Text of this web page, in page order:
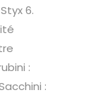
6.
:
: